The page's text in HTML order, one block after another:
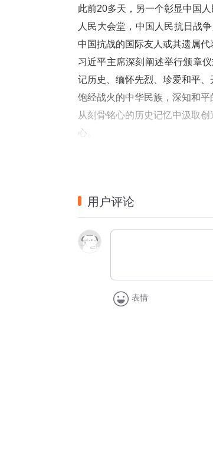
此前20多天，另一个彰显中国
人民大会堂，中国人民抗日战
中国抗战的国际友人或其遗属代
习近平主席深刻阐述举行颁章
记历史、缅怀先烈、珍爱和平、
饱经战火的中华民族，深知和平
从刻骨铭心的历史记忆中汲取
心。
到哪一步，中国都永远不称霸
同”理想的文明传承。
义究竟何在。”交流中，习近平
“中国人自古以来信奉‘己所不
历史上，中国曾经长期是世界
定了中国始终是世界和平的建
“中国将坚定不移走和平发展
世界愈发清晰地看到：中国的
主、自由的全人类共同价值，
用户评论
表情